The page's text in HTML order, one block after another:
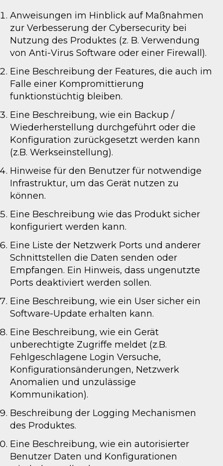
Anweisungen im Hinblick auf Maßnahmen
zur Verbesserung der Cybersecurity bei
Nutzung des Produktes (z. B. Verwendung
von Anti-Virus Software oder einer Firewall).
Eine Beschreibung der Features, die auch im
Falle einer Kompromittierung
funktionstüchtig bleiben.
Eine Beschreibung, wie ein Backup /
Wiederherstellung durchgeführt oder die
Konfiguration zurückgesetzt werden kann
(z.B. Werkseinstellung).
Hinweise für den Benutzer für notwendige
Infrastruktur, um das Gerät nutzen zu
können.
Eine Beschreibung wie das Produkt sicher
konfiguriert werden kann.
Eine Liste der Netzwerk Ports und anderer
Schnittstellen die Daten senden oder
Empfangen. Ein Hinweis, dass ungenutzte
Ports deaktiviert werden sollen.
Eine Beschreibung, wie ein User sicher ein
Software-Update erhalten kann.
Eine Beschreibung, wie ein Gerät
unberechtigte Zugriffe meldet (z.B.
Fehlgeschlagene Login Versuche,
Konfigurationsänderungen, Netzwerk
Anomalien und unzulässige
Kommunikation).
Beschreibung der Logging Mechanismen
des Produktes.
Eine Beschreibung, wie ein autorisierter
Benutzer Daten und Konfigurationen